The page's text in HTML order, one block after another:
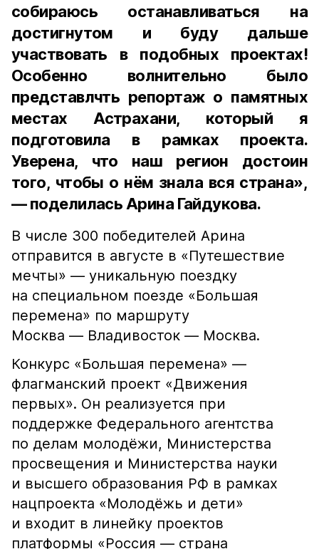
собираюсь останавливаться на
достигнутом и буду дальше
участвовать в подобных проектах!
Особенно волнительно было
представлчть репортаж о памятных
местах Астрахани, который я
подготовила в рамках проекта.
Уверена, что наш регион достоин
того, чтобы о нём знала вся страна»,
— поделилась Арина Гайдукова.
В числе 300 победителей Арина
отправится в августе в «Путешествие
мечты» — уникальную поездку
на специальном поезде «Большая
перемена» по маршруту
Москва — Владивосток — Москва.
Конкурс «Большая перемена» —
флагманский проект «Движения
первых». Он реализуется при
поддержке Федерального агентства
по делам молодёжи, Министерства
просвещения и Министерства науки
и высшего образования РФ в рамках
нацпроекта «Молодёжь и дети»
и входит в линейку проектов
платформы «Россия — страна